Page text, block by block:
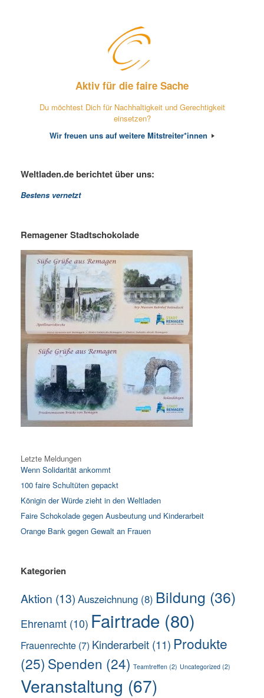
Aktiv für die faire Sache
Du möchtest Dich für Nachhaltigkeit und Gerechtigkeit
einsetzen?
Wir freuen uns auf weitere Mitstreiter*innen
Weltladen.de berichtet über uns:
Bestens vernetzt
Remagener Stadtschokolade
Letzte Meldungen
Wenn Solidarität ankommt
100 faire Schultüten gepackt
Königin der Würde zieht in den Weltladen
Faire Schokolade gegen Ausbeutung und Kinderarbeit
Orange Bank gegen Gewalt an Frauen
Kategorien
Aktion (13) Auszeichnung (8) Bildung (36)
Ehrenamt (10) Fairtrade (80)
Frauenrechte (7) Kinderarbeit (11) Produkte
(25) Spenden (24) Teamtreffen (2) Uncategorized (2)
Veranstaltung (67)